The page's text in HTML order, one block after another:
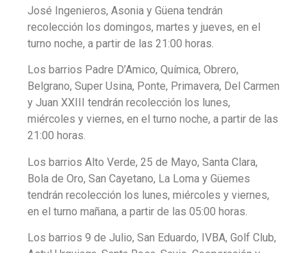
José Ingenieros, Asonia y Güena tendrán
recolección los domingos, martes y jueves, en el
turno noche, a partir de las 21:00 horas.
Los barrios Padre D’Amico, Química, Obrero,
Belgrano, Super Usina, Ponte, Primavera, Del Carmen
y Juan XXIII tendrán recolección los lunes,
miércoles y viernes, en el turno noche, a partir de las
21:00 horas.
Los barrios Alto Verde, 25 de Mayo, Santa Clara,
Bola de Oro, San Cayetano, La Loma y Güemes
tendrán recolección los lunes, miércoles y viernes,
en el turno mañana, a partir de las 05:00 horas.
Los barrios 9 de Julio, San Eduardo, IVBA, Golf Club,